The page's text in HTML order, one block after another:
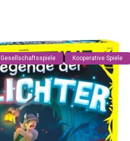
Gesellschaftsspiele Kooperative Spiele